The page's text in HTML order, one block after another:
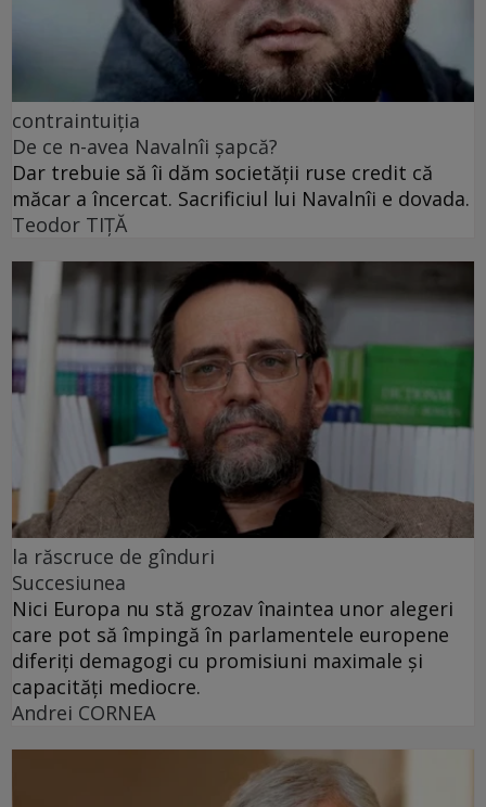
contraintuiția
De ce n-avea Navalnîi șapcă?
Dar trebuie să îi dăm societății ruse credit că
măcar a încercat. Sacrificiul lui Navalnîi e dovada.
Teodor TIŢĂ
la răscruce de gînduri
Succesiunea
Nici Europa nu stă grozav înaintea unor alegeri
care pot să împingă în parlamentele europene
diferiți demagogi cu promisiuni maximale și
capacități mediocre.
Andrei CORNEA